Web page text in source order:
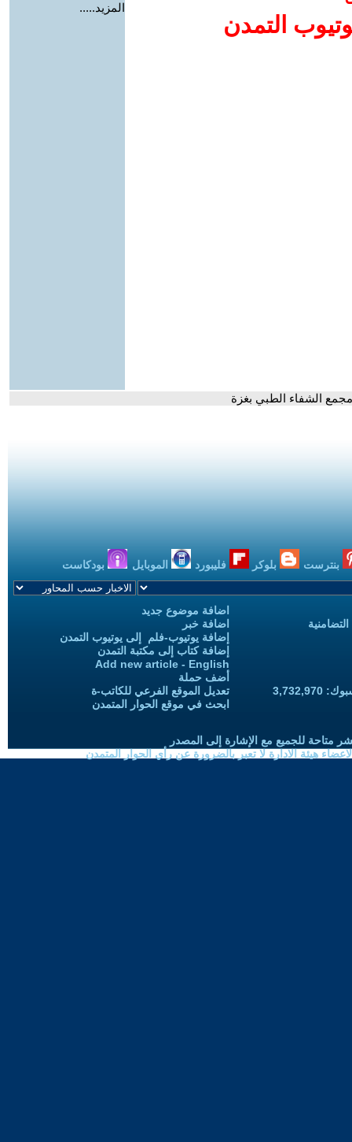
التمدن
المزيد.....
مجمع الشفاء الطبي بغزة
بنترست بلوكر فليبورد الموبايل بودكاست
اضافة موضوع جديد
اضافة خبر
إضافة يوتيوب-فلم إلى يوتيوب التمدن
إضافة كتاب إلى مكتبة التمدن
Add new article - English
أضف حملة
تعديل الموقع الفرعي للكاتب-ة
ابحث في موقع الحوار المتمدن
متاحة للجميع مع الإشارة إلى المصدر
هيئة الادارة لا تعبر بالضرورة عن رأي الحوار المتمدن